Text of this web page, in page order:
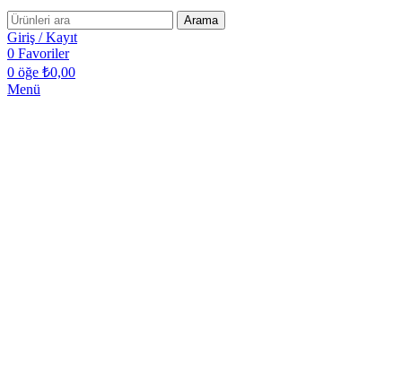
Arama
Giriş / Kayıt
0 Favoriler
0 öğe ₺0,00
Menü